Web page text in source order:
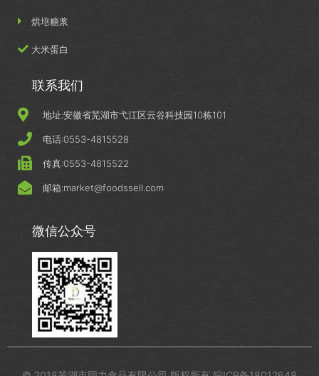
烘培糖浆
大米蛋白
联系我们
地址:安徽省芜湖市弋江区云谷科技园10栋101
电话:0553-4815528
传真:0553-4815522
邮箱:market@foodssell.com
微信公众号